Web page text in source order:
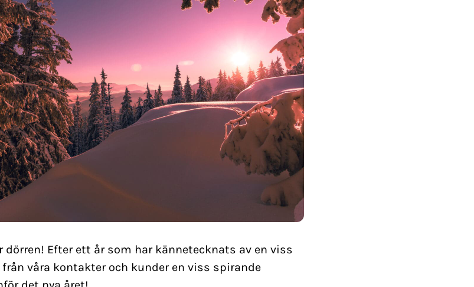
Efter ett år som har kännetecknats av en viss
våra kontakter och kunder en viss spirande